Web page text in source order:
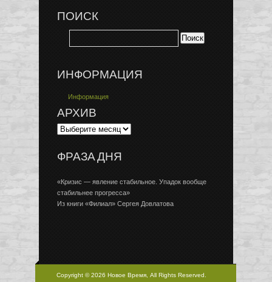
ПОИСК
ИНФОРМАЦИЯ
Информация
АРХИВ
ФРАЗА ДНЯ
«Кризис — явление стабильное. Упадок вообще
стабильнее прогресса»
Из книги «Филиал» Сергея Довлатова
Copyright © 2026 Новое Время, All Rights Reserved.